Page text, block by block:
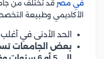
في مصر قد تختلف من
الأكاديمي وطبيعة
الحد الأدنى في أغلب
بعض الجامعات